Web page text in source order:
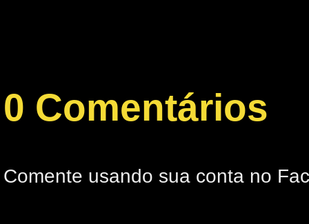
0 Comentários
Comente usando sua conta no